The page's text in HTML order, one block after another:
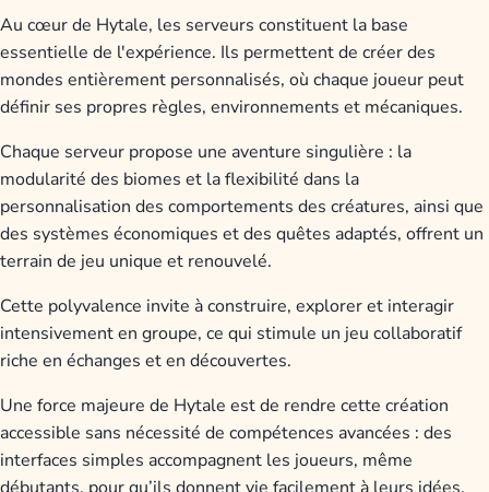
Au cœur de Hytale, les serveurs constituent la base
essentielle de l'expérience. Ils permettent de créer des
mondes entièrement personnalisés, où chaque joueur peut
définir ses propres règles, environnements et mécaniques.
Chaque serveur propose une aventure singulière : la
modularité des biomes et la flexibilité dans la
personnalisation des comportements des créatures, ainsi que
des systèmes économiques et des quêtes adaptés, offrent un
terrain de jeu unique et renouvelé.
Cette polyvalence invite à construire, explorer et interagir
intensivement en groupe, ce qui stimule un jeu collaboratif
riche en échanges et en découvertes.
Une force majeure de Hytale est de rendre cette création
accessible sans nécessité de compétences avancées : des
interfaces simples accompagnent les joueurs, même